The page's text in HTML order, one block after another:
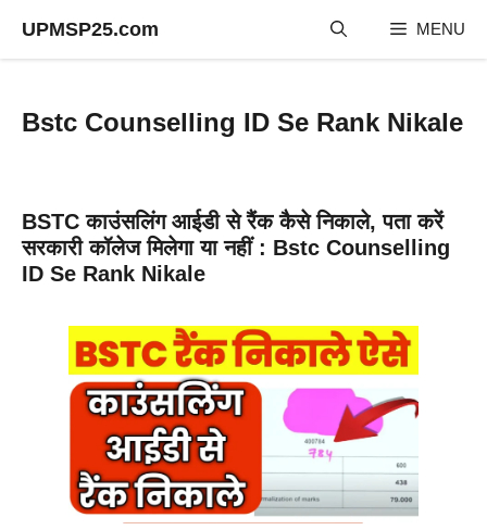
UPMSP25.com MENU
Bstc Counselling ID Se Rank Nikale
BSTC काउंसलिंग आईडी से रैंक कैसे निकाले, पता करें
सरकारी कॉलेज मिलेगा या नहीं : Bstc Counselling
ID Se Rank Nikale